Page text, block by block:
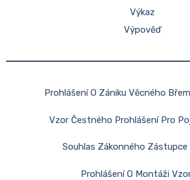
Výkaz
Výpověď
Prohlášení O Zániku Věcného
Vzor Čestného Prohlášení Pro
Souhlas Zákonného Zástupce
Prohlášení O Montáži